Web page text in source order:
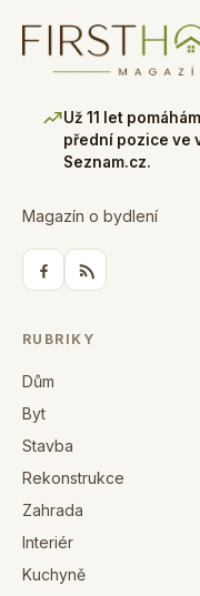
Už 11 let
přední pozice ve
Seznam.cz.
Magazín o bydlení
RUBRIKY
Dům
Byt
Stavba
Rekonstrukce
Zahrada
Interiér
Kuchyně